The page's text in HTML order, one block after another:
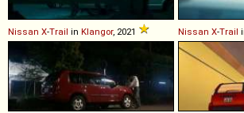
Nissan X-Trail in Klangor, 2021 Nissan X-Trail